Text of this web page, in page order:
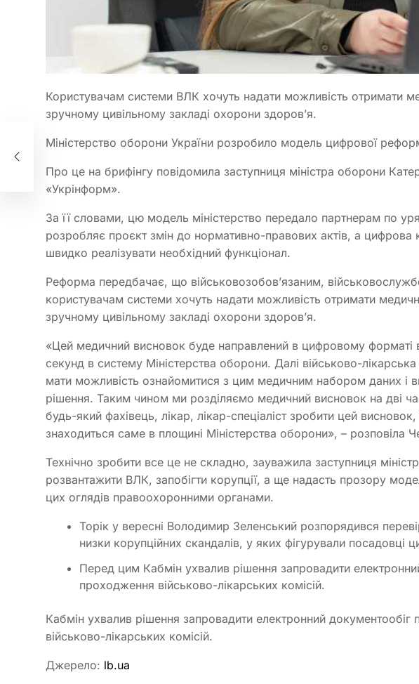
Користувачам системи ВЛК хочуть надати можливість отримати
зручному цивільному закладі охорони здоров’я.
Міністерство оборони України розробило модель цифрової
Про це на брифінгу повідомила заступниця міністра оборони
«Укрінформ».
За її словами, цю модель міністерство передало партнерам по
розробляє проєкт змін до нормативно-правових актів, а цифрова
швидко реалізувати необхідний функціонал.
Реформа передбачає, що військовозобов’язаним,
користувачам системи хочуть надати можливість отримати
зручному цивільному закладі охорони здоров’я.
«Цей медичний висновок буде направлений в цифровому форматі в
секунд в систему Міністерства оборони. Далі військово-
мати можливість ознайомитися з цим медичним набором даних і
рішення. Таким чином ми розділяємо медичний висновок на дві
будь-який фахівець, лікар, лікар-спеціаліст зробити цей висновок,
знаходиться саме в площині Міністерства оборони», – розповіла
Технічно зробити все це не складно, зауважила заступниця
розвантажити ВЛК, запобігти корупції, а ще надасть прозору
цих оглядів правоохоронними органами.
Торік у вересні Володимир Зеленський розпорядився
низки корупційних скандалів, у яких фігурували посадовці
Перед цим Кабмін ухвалив рішення запровадити
проходження військово-лікарських комісій.
Кабмін ухвалив рішення запровадити електронний документообіг
військово-лікарських комісій.
Джерело: lb.ua